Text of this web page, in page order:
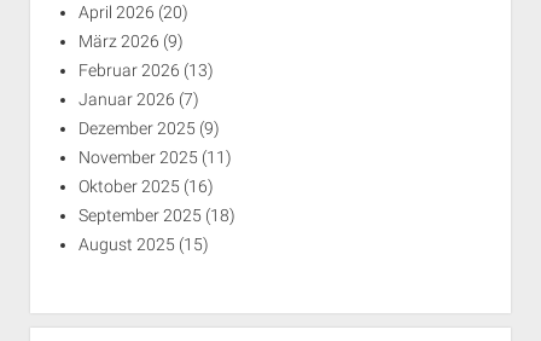
April 2026 (20)
März 2026 (9)
Februar 2026 (13)
Januar 2026 (7)
Dezember 2025 (9)
November 2025 (11)
Oktober 2025 (16)
September 2025 (18)
August 2025 (15)